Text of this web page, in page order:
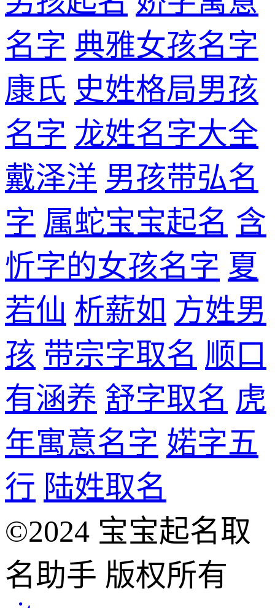
名字 典雅女孩名字
康氏 史姓格局男孩
名字 龙姓名字大全
戴泽洋 男孩带弘名
字 属蛇宝宝起名 含
忻字的女孩名字 夏
若仙 析薪如 方姓男
孩 带宗字取名 顺口
有涵养 舒字取名 虎
年寓意名字 婼字五
行 陆姓取名
©2024 宝宝起名取
名助手 版权所有